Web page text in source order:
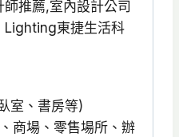
室、書房等)
商場、零售場所、辦